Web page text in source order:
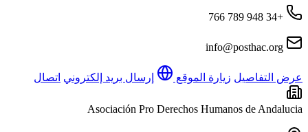
+34 948 789 766
info@posthac.org
عرض التفاصيل زيارة الموقع إرسال بريد إلكتروني اتصال
Asociación Pro Derechos Humanos de Andalucia